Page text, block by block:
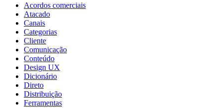
Acordos comerciais
Atacado
Canais
Categorias
Cliente
Comunicação
Conteúdo
Design UX
Dicionário
Direto
Distribuição
Ferramentas